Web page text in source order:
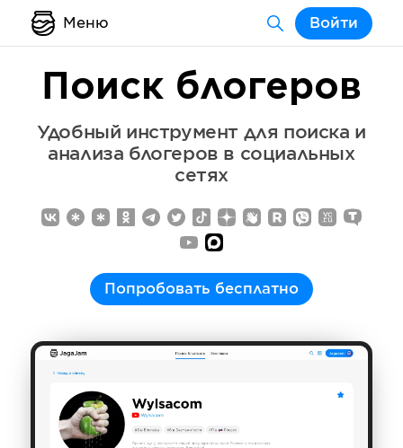
Меню Войти
Поиск блогеров
Удобный инструмент для поиска и
анализа блогеров в социальных
сетях
Попробовать бесплатно